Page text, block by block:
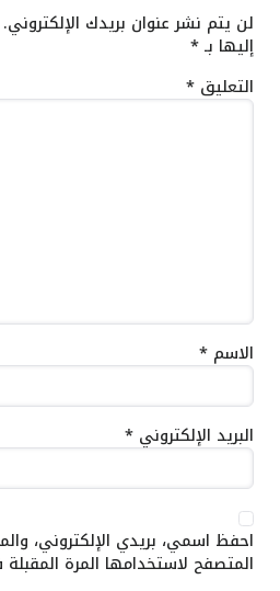
لن يتم نشر عنوان بريدك الإلكتروني.
إليها بـ*
التعليق *
الاسم *
البريد الإلكتروني *
احفظ اسمي، بريدي الإلكتروني،
المتصفح لاستخدامها المرة